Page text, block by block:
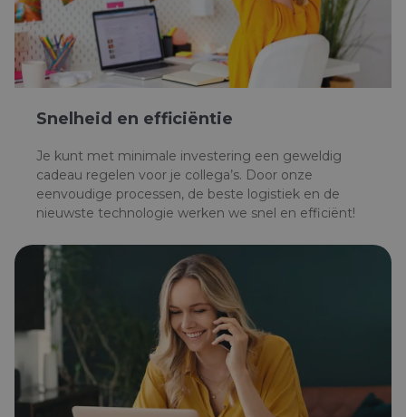
Snelheid en efficiëntie
Je kunt met minimale investering een geweldig
cadeau regelen voor je collega’s. Door onze
eenvoudige processen, de beste logistiek en de
nieuwste technologie werken we snel en efficiënt!